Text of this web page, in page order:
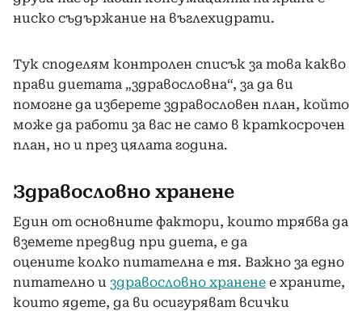
ниско съдържание на въглехидрати.
Тук споделям контролен списък за това какво
прави диетата „здравословна“, за да ви
помогне да изберете здравословен план, който
може да работи за вас не само в краткосрочен
план, но и през цялата година.
Здравословно хранене
Един от основните фактори, които трябва да
вземете предвид при диета, е да
оцените колко питателна е тя. Важно за едно
питателно и здравословно хранене е храните,
които ядете, да ви осигуряват всички